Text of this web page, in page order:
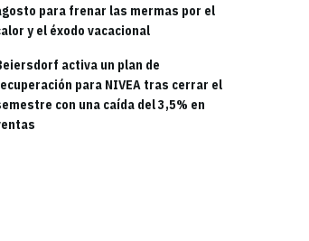
para frenar las mermas por el
y el éxodo vacacional
activa un plan de
para NIVEA tras cerrar el
con una caída del 3,5% en